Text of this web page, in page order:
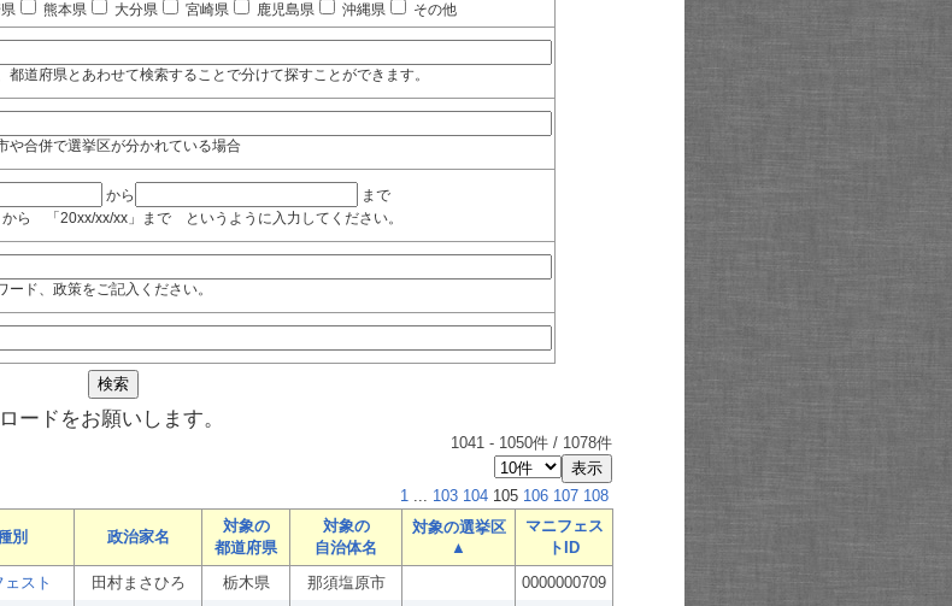
熊本県 大分県 宮崎県 鹿児島県 沖縄県 その他
道府県とあわせて検索することで分けて探すことができます。
や合併で選挙区が分かれている場合
から
まで
ら 「20xx/xx/xx」まで というように入力してください。
ド、政策をご記入ください。
ードをお願いします。
1041 - 1050件 / 1078件
1 ... 103 104 105 106 107 108
別 政治家名
対象の
都道府県
対象の
自治体名
対象の選挙区
▲
マニフェス
トID
スト 田村まさひろ 栃木県 那須塩原市
0000000709